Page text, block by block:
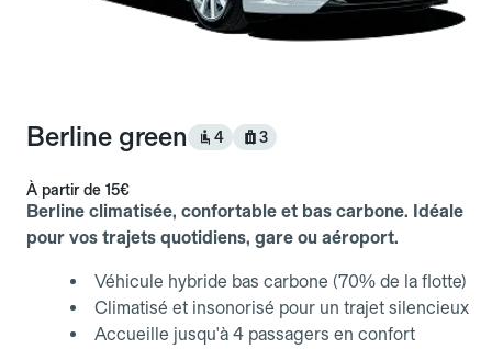
Berline green 4 3
À partir de 15€
Berline climatisée, confortable et bas carbone. Idéale
pour vos trajets quotidiens, gare ou aéroport.
Véhicule hybride bas carbone (70% de la flotte)
Climatisé et insonorisé pour un trajet silencieux
Accueille jusqu'à 4 passagers en confort